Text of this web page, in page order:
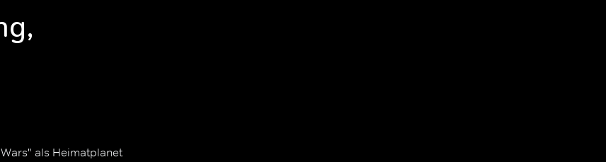
als Heimatplanet